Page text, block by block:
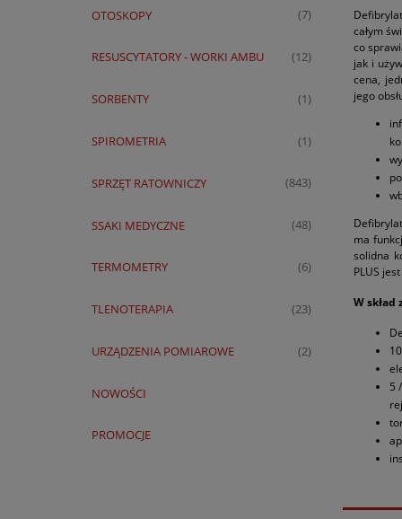
OTOSKOPY (7)
RESUSCYTATORY - WORKI AMBU (12)
SORBENTY (1)
SPIROMETRIA (1)
SPRZĘT RATOWNICZY (843)
SSAKI MEDYCZNE (48)
TERMOMETRY (6)
TLENOTERAPIA (23)
URZĄDZENIA POMIAROWE (2)
NOWOŚCI
PROMOCJE
całym
co
jak i
cena,
jego
ma
solidna
PLUS
W skład
5